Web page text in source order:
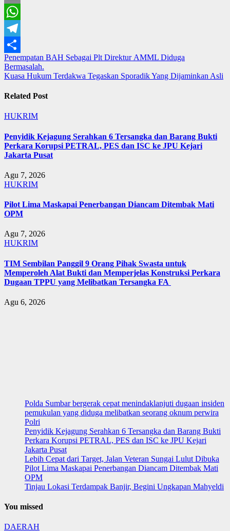
Email
WhatsApp
Telegram
Share
Navigasi
pos
Penempatan BAH Sebagai Plt Direktur AMML Diduga
Bermasalah.
Kuasa Hukum Terdakwa Tegaskan Sporadik Yang Dijaminkan Asli
Related Post
HUKRIM
Penyidik Kejagung Serahkan 6 Tersangka dan Barang Bukti
Perkara Korupsi PETRAL, PES dan ISC ke JPU Kejari
Jakarta Pusat
Agu 7, 2026
HUKRIM
Pilot Lima Maskapai Penerbangan Diancam Ditembak Mati
OPM
Agu 7, 2026
HUKRIM
TIM Sembilan Panggil 9 Orang Pihak Swasta untuk
Memperoleh Alat Bukti dan Memperjelas Konstruksi Perkara
Dugaan TPPU yang Melibatkan Tersangka FA
Agu 6, 2026
Polda Sumbar bergerak cepat menindaklanjuti dugaan insiden
pemukulan yang diduga melibatkan seorang oknum perwira
Polri
Penyidik Kejagung Serahkan 6 Tersangka dan Barang Bukti
Perkara Korupsi PETRAL, PES dan ISC ke JPU Kejari
Jakarta Pusat
Lebih Cepat dari Target, Jalan Veteran Sungai Lulut Dibuka
Pilot Lima Maskapai Penerbangan Diancam Ditembak Mati
OPM
Tinjau Lokasi Terdampak Banjir, Begini Ungkapan Mahyeldi
You missed
DAERAH